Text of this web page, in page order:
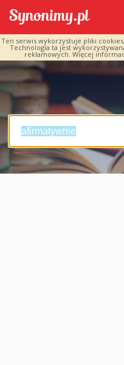
Ten serwis wykorzystuje pliki
Technologia ta jest
reklamowych. Więcej